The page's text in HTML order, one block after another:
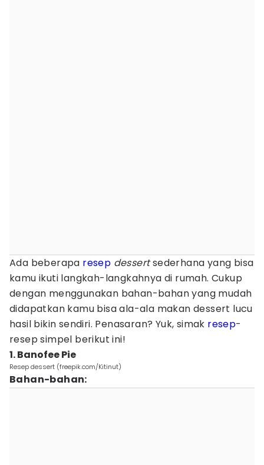
Ada beberapa resep dessertsederhana yang bisa
kamu ikuti langkah-langkahnya di rumah. Cukup
dengan menggunakan bahan-bahan yang mudah
didapatkan kamu bisa ala-ala makan dessert lucu
hasil bikin sendiri. Penasaran? Yuk, simak resep-
resep simpel berikut ini!
1. Banofee Pie
Resep dessert (freepik.com/Kitinut)
Bahan-bahan: